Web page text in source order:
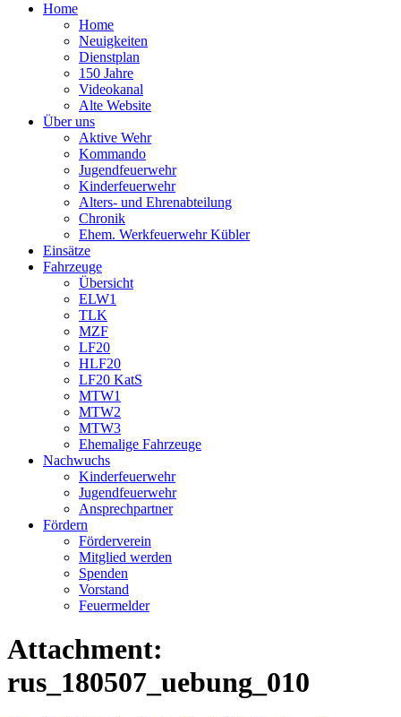
Home
Home
Neuigkeiten
Dienstplan
150 Jahre
Videokanal
Alte Website
Über uns
Aktive Wehr
Kommando
Jugendfeuerwehr
Kinderfeuerwehr
Alters- und Ehrenabteilung
Chronik
Ehem. Werkfeuerwehr Kübler
Einsätze
Fahrzeuge
Übersicht
ELW1
TLK
MZF
LF20
HLF20
LF20 KatS
MTW1
MTW2
MTW3
Ehemalige Fahrzeuge
Nachwuchs
Kinderfeuerwehr
Jugendfeuerwehr
Ansprechpartner
Fördern
Förderverein
Mitglied werden
Spenden
Vorstand
Feuermelder
Attachment:
rus_180507_uebung_010